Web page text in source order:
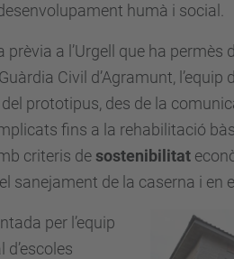
humà i social.
prèvia a l’Urgell que ha
Civil d’Agramunt,
prototipus, des de la
fins a la rehabilitació
criteris desostenibilitat
sanejament de la caserna i en
per l’equip